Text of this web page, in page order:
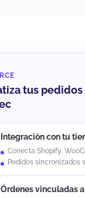
tus
Integración con tu
Conecta Shopify,
Pedidos sincronizados
Órdenes vinculadas